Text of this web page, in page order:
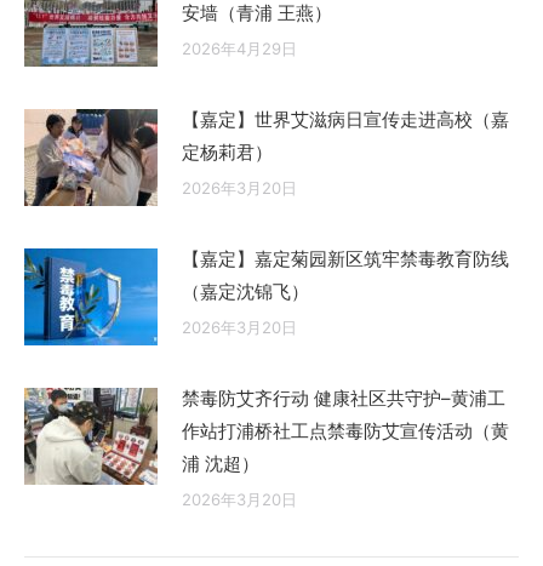
安墙（青浦 王燕）
2026年4月29日
【嘉定】世界艾滋病日宣传走进高校（嘉
定杨莉君）
2026年3月20日
【嘉定】嘉定菊园新区筑牢禁毒教育防线
（嘉定沈锦飞）
2026年3月20日
禁毒防艾齐行动 健康社区共守护–黄浦工
作站打浦桥社工点禁毒防艾宣传活动（黄
浦 沈超）
2026年3月20日